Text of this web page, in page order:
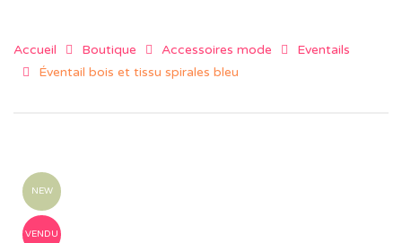
Accueil Boutique Accessoires mode
Eventails
Éventail bois et tissu spirales bleu
NEW
VENDU